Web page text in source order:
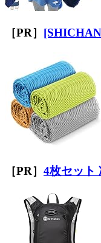
［PR］
［PR］ 4枚セット